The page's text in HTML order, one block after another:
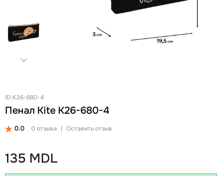
Ланчбоксы и бутылки
Бизнес рюкзаки
Детские кошельки
Дошкольные рюкзаки
Ремни
Ключницы
Pungă cosmetică
Зонты
Новинки
Скидки и акции
ID:K26-680-4
Пенал Kite K26-680-4
0.0 0 отзыва | Оставить отзыв
135 MDL